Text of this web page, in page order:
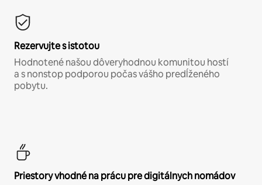
Rezervujte s istotou
Hodnotené našou dôveryhodnou komunitou hostí
a s nonstop podporou počas vášho predĺženého
pobytu.
Priestory vhodné na prácu pre digitálnych nomádov